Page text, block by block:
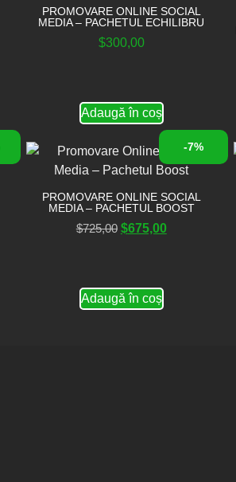
PROMOVARE ONLINE SOCIAL
MEDIA – PACHETUL ECHILIBRU
$300,00
Adaugă în coș
-7%
PROMOVARE ONLINE SOCIAL
MEDIA – PACHETUL BOOST
$725,00 $675,00
Adaugă în coș